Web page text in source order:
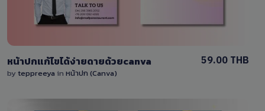
หน้าปกแก้ไขได้ง่ายดายด้วยcanva
by teppreeya in หน้าปก (Canva)
59.00 THB